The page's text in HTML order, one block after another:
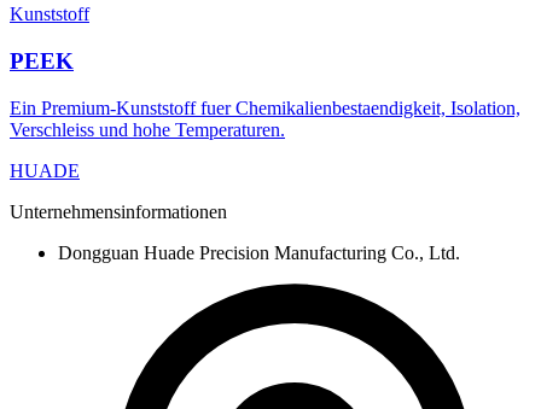
Kunststoff
PEEK
Ein Premium-Kunststoff fuer Chemikalienbestaendigkeit, Isolation,
Verschleiss und hohe Temperaturen.
HUADE
Unternehmensinformationen
Dongguan Huade Precision Manufacturing Co., Ltd.